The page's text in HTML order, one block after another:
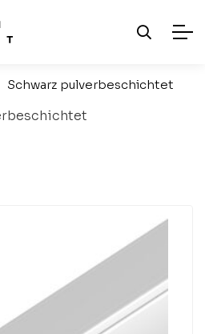
Schwarz pulverbeschichtet